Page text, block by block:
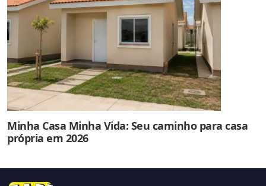
Minha Casa Minha Vida: Seu caminho para casa
própria em 2026